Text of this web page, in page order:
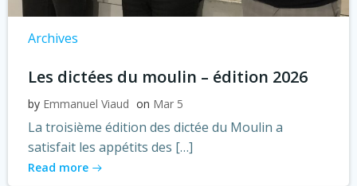
Archives
Les dictées du moulin – édition 2026
by Emmanuel Viaud on Mar 5
La troisième édition des dictée du Moulin a
satisfait les appétits des […]
Read more